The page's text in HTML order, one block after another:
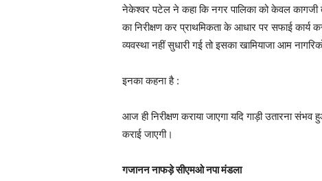
नेकेश्वर पटेल ने कहा कि नगर पालिका को केवल कागजी
का निरीक्षण कर प्राथमिकता के आधार पर सफाई कार्य
व्यवस्था नहीं सुधारी गई तो इसका खामियाजा आम
इनका कहना है :
आज ही निरीक्षण कराया जाएगा यदि गाड़ी उतारना
कराई जाएगी।
गजानन नाफड़े सीएमओ नपा मंडला